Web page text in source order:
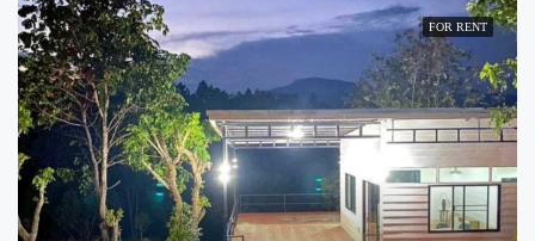
FOR RENT